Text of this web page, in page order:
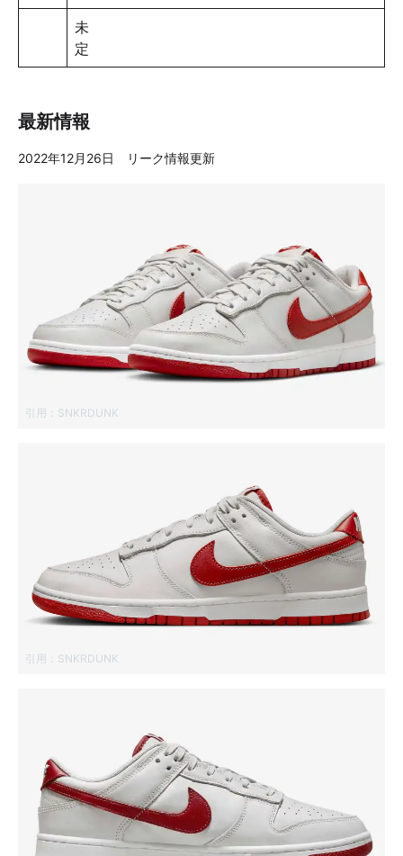
未
定
最新情報
2022年12月26日 リーク情報更新
引用： SNKRDUNK
引用： SNKRDUNK